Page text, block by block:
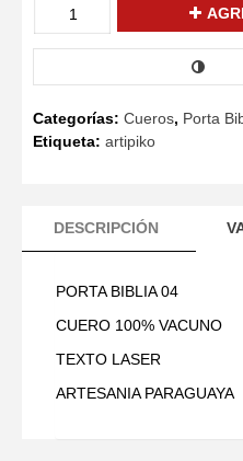
04
Categorías: Cueros, Porta
Etiqueta: artipiko
DESCRIPCIÓN
PORTA BIBLIA 04
CUERO 100% VACUNO
TEXTO LASER
ARTESANIA PARAGUAYA